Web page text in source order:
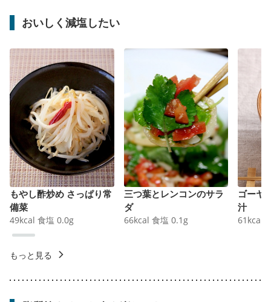
おいしく減塩したい
もやし酢炒め さっぱり常
備菜
49kcal 食塩 0.0g
三つ葉とレンコンのサラ
ダ
66kcal 食塩 0.1 g
ゴーヤ
汁
61 kcal
もっと見る